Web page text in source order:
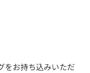
をお持ち込みいただ